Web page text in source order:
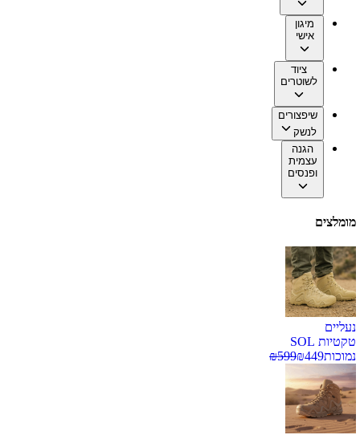
מיגון
אישי
ציוד
לשוטרים
שיפצורים
לנשק
הגנה
עצמית
ופנסים
מומלצים
נעליים
טקטיות SOL
נמוכות
₪449
₪599